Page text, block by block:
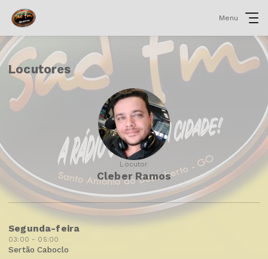
Menu
Locutores
Locutor
Cleber Ramos
Segunda-feira
03:00 - 05:00
Sertão Caboclo